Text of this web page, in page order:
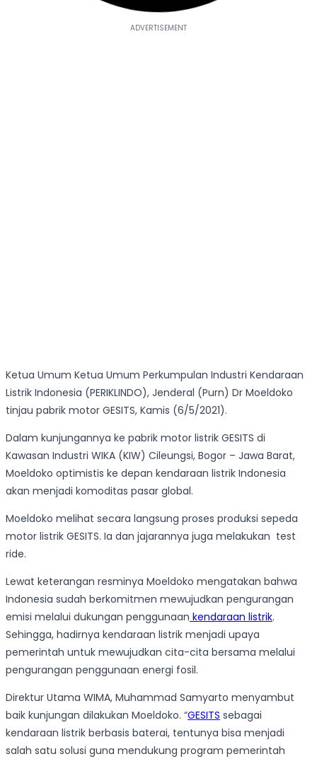
Ketua Umum Ketua Umum Perkumpulan Industri Kendaraan
Listrik Indonesia (PERIKLINDO), Jenderal (Purn) Dr Moeldoko
tinjau pabrik motor GESITS, Kamis (6/5/2021).
Dalam kunjungannya ke pabrik motor listrik GESITS di
Kawasan Industri WIKA (KIW) Cileungsi, Bogor – Jawa Barat,
Moeldoko optimistis ke depan kendaraan listrik Indonesia
akan menjadi komoditas pasar global.
Moeldoko melihat secara langsung proses produksi sepeda
motor listrik GESITS. Ia dan jajarannya juga melakukan test
ride.
Lewat keterangan resminya Moeldoko mengatakan bahwa
Indonesia sudah berkomitmen mewujudkan pengurangan
emisi melalui dukungan penggunaan kendaraan listrik.
Sehingga, hadirnya kendaraan listrik menjadi upaya
pemerintah untuk mewujudkan cita-cita bersama melalui
pengurangan penggunaan energi fosil.
Direktur Utama WIMA, Muhammad Samyarto menyambut
baik kunjungan dilakukan Moeldoko. “GESITS sebagai
kendaraan listrik berbasis baterai, tentunya bisa menjadi
salah satu solusi guna mendukung program pemerintah